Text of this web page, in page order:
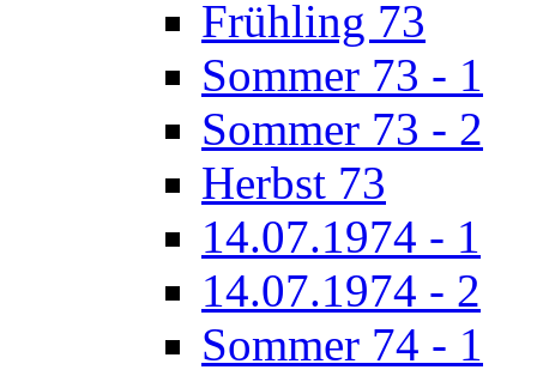
Frühling 73
Sommer 73 - 1
Sommer 73 - 2
Herbst 73
14.07.1974 - 1
14.07.1974 - 2
Sommer 74 - 1